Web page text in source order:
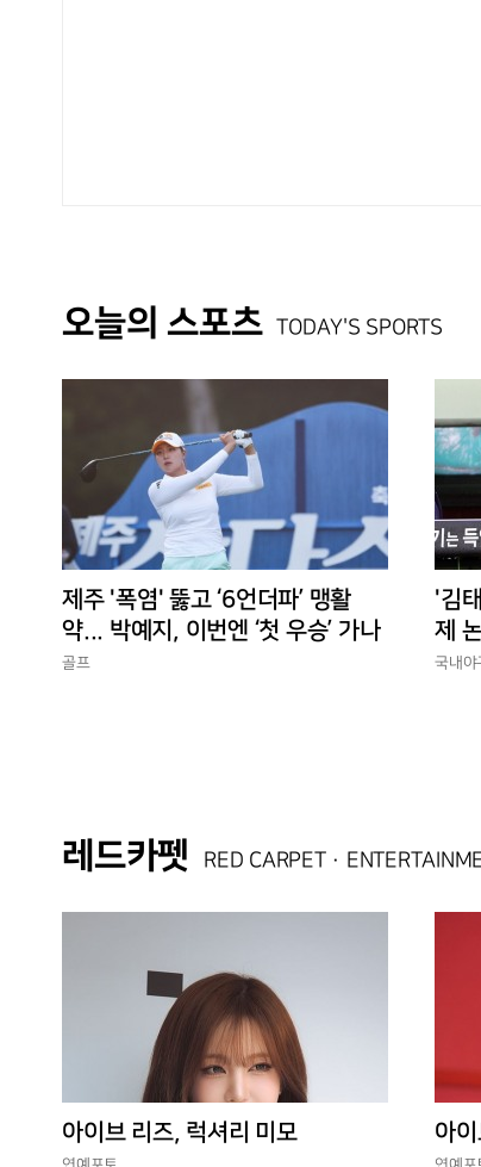
오늘의 스포츠 TODAY'S SPORTS
제주 '폭염' 뚫고 ‘6언더파’ 맹활
약... 박예지, 이번엔 ‘첫 우승’ 가나
골프
'김
제
경에
국내야
레드카펫 RED CARPET ·
아이브 리즈, 럭셔리 미모 아